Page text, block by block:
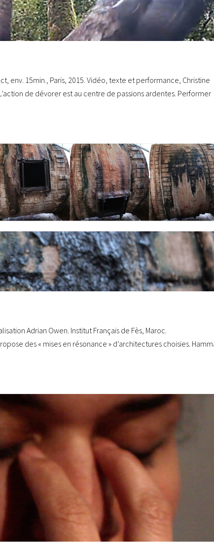
env. 15min., Paris, 2015. Vidéo, texte et performance, Christine
de dévorer est au centre de passions ardentes. Performer
Adrian Owen. Institut Français de Fès, Maroc.
des « mises en résonance » d’architectures choisies.